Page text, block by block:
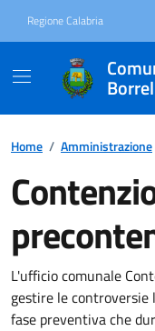
Regione Calabria
Home / Amministrazione
L'ufficio comunale
gestire le controversie
fase preventiva che